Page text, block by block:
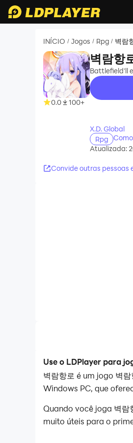
INÍCIO / Jogos / Rpg / 벽람
0.0 100+
벽람항
Battlefield'll
X.D. Global
Rpg
Atualizada:
Convide outras pessoas
Use o LDPlayer para
벽람항로 é um jogo 벽
Windows PC, que
Quando você joga 벽
muito úteis para o